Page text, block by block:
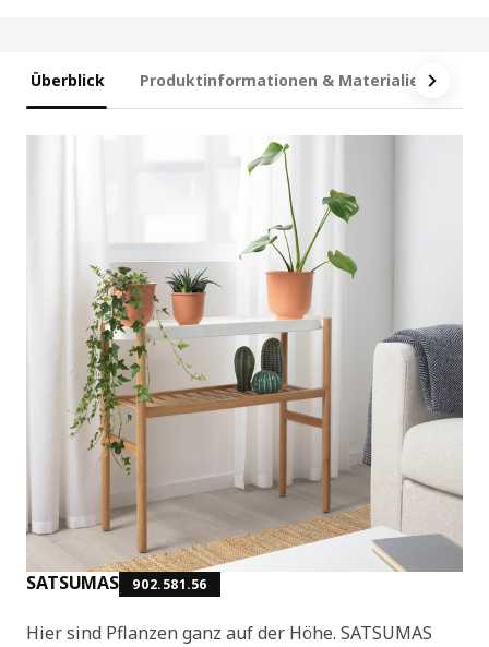
Überblick Produktinformationen & Materialien
SATSUMAS 902.581.56
Hier sind Pflanzen ganz auf der Höhe. SATSUMAS